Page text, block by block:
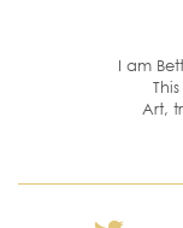
I am
Art,